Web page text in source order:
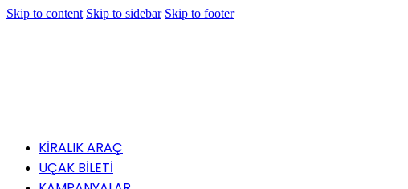
Skip to content Skip to sidebar Skip to footer
KİRALIK ARAÇ
UÇAK BİLETİ